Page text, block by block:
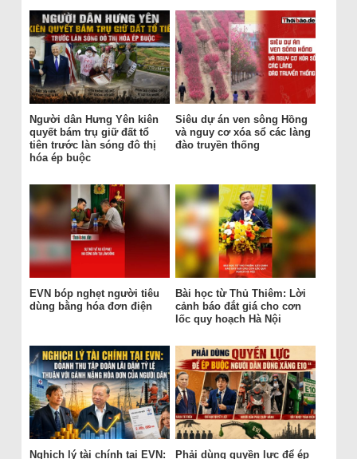
Người dân Hưng Yên kiên
quyết bám trụ giữ đất tổ
tiên trước làn sóng đô thị
hóa ép buộc
Siêu dự án ven sông Hồng
và nguy cơ xóa sổ các làng
đào truyền thống
EVN bóp nghẹt người tiêu
dùng bằng hóa đơn điện
Bài học từ Thủ Thiêm: Lời
cảnh báo đắt giá cho cơn
lốc quy hoạch Hà Nội
Nghịch lý tài chính tại EVN:
Phải dùng quyền lực để ép